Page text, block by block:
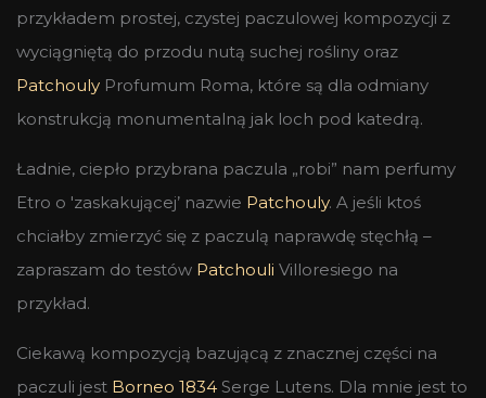
przykładem prostej, czystej paczulowej kompozycji z
wyciągniętą do przodu nutą suchej rośliny oraz
Patchouly Profumum Roma, które są dla odmiany
konstrukcją monumentalną jak loch pod katedrą.
Ładnie, ciepło przybrana paczula „robi” nam perfumy
Etro o 'zaskakującej’ nazwie Patchouly. A jeśli ktoś
chciałby zmierzyć się z paczulą naprawdę stęchłą –
zapraszam do testów Patchouli Villoresiego na
przykład.
Ciekawą kompozycją bazującą z znacznej części na
paczuli jest Borneo 1834 Serge Lutens. Dla mnie jest to